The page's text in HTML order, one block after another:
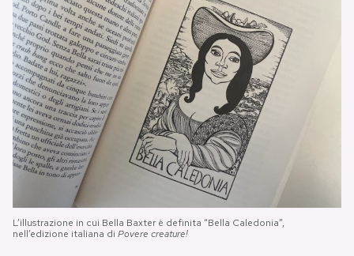
L’illustrazione in cui Bella Baxter è definita “Bella Caledonia”,
nell’edizione italiana di Povere creature!